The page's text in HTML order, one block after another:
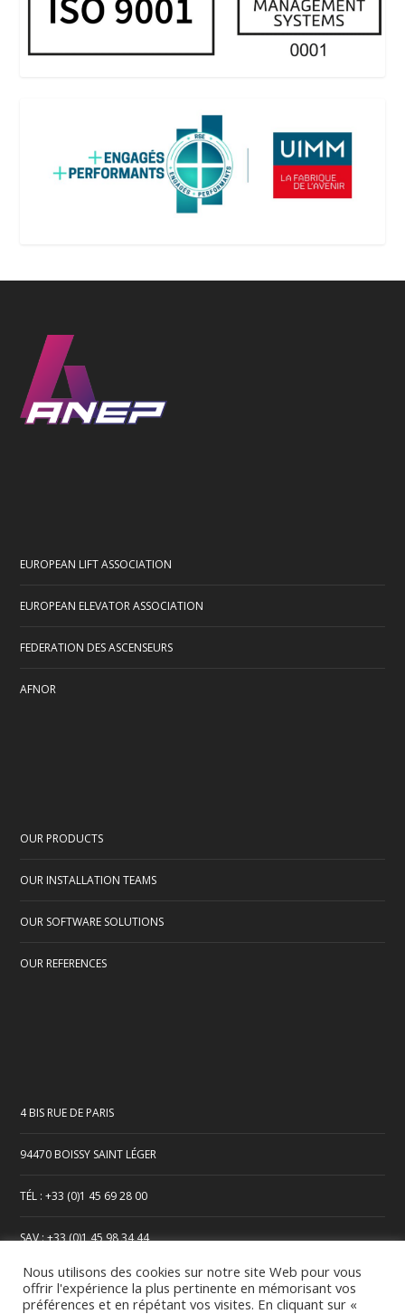
EUROPEAN LIFT ASSOCIATION
EUROPEAN ELEVATOR ASSOCIATION
FEDERATION DES ASCENSEURS
AFNOR
OUR PRODUCTS
OUR INSTALLATION TEAMS
OUR SOFTWARE SOLUTIONS
OUR REFERENCES
4 BIS RUE DE PARIS
94470 BOISSY SAINT LÉGER
TÉL : +33 (0)1 45 69 28 00
SAV : +33 (0)1 45 98 34 44
Nous utilisons des cookies sur notre site Web pour vous
offrir l'expérience la plus pertinente en mémorisant vos
préférences et en répétant vos visites. En cliquant sur «